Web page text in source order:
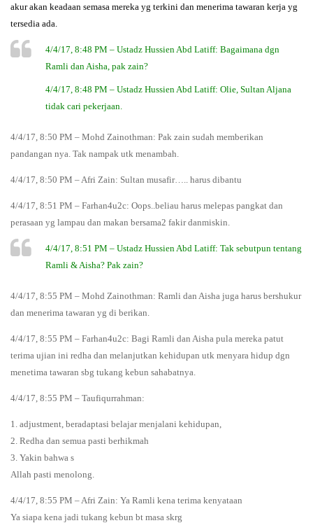
akur akan keadaan semasa mereka yg terkini dan menerima tawaran kerja yg
tersedia ada.
4/4/17, 8:48 PM – Ustadz Hussien Abd Latiff: Bagaimana dgn
Ramli dan Aisha, pak zain?
4/4/17, 8:48 PM – Ustadz Hussien Abd Latiff: Olie, Sultan Aljana
tidak cari pekerjaan.
4/4/17, 8:50 PM – Mohd Zainothman: Pak zain sudah memberikan
pandangan nya. Tak nampak utk menambah.
4/4/17, 8:50 PM – Afri Zain: Sultan musafir….. harus dibantu
4/4/17, 8:51 PM – Farhan4u2c: Oops..beliau harus melepas pangkat dan
perasaan yg lampau dan makan bersama2 fakir danmiskin.
4/4/17, 8:51 PM – Ustadz Hussien Abd Latiff: Tak sebutpun tentang
Ramli & Aisha? Pak zain?
4/4/17, 8:55 PM – Mohd Zainothman: Ramli dan Aisha juga harus bershukur
dan menerima tawaran yg di berikan.
4/4/17, 8:55 PM – Farhan4u2c: Bagi Ramli dan Aisha pula mereka patut
terima ujian ini redha dan melanjutkan kehidupan utk menyara hidup dgn
menetima tawaran sbg tukang kebun sahabatnya.
4/4/17, 8:55 PM – Taufiqurrahman:
1. adjustment, beradaptasi belajar menjalani kehidupan,
2. Redha dan semua pasti berhikmah
3. Yakin bahwa s
Allah pasti menolong.
4/4/17, 8:55 PM – Afri Zain: Ya Ramli kena terima kenyataan
Ya siapa kena jadi tukang kebun bt masa skrg